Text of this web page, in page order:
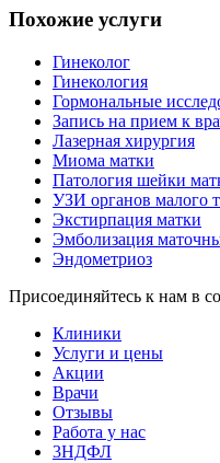
Похожие услуги
Гинеколог
Гинекология
Гормональные
Запись на прием к
Лазерная хирургия
Миома матки
Патология шейки
УЗИ органов малого
Экстирпация матки
Эмболизация
Эндометриоз
Присоединяйтесь к нам в
Клиники
Услуги и цены
Акции
Врачи
Отзывы
Работа у нас
3НДФЛ